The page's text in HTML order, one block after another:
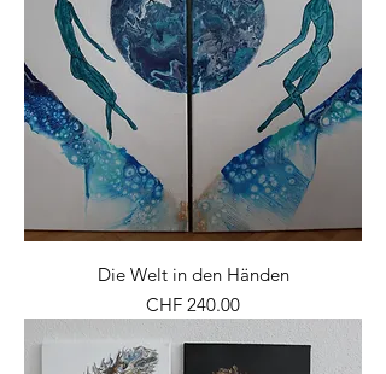
Die Welt in den Händen
Preis
CHF 240.00